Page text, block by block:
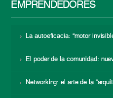
EMPRENDEDORES
La autoeficacia: “motor
El poder de la comunidad:
Networking: el arte de la